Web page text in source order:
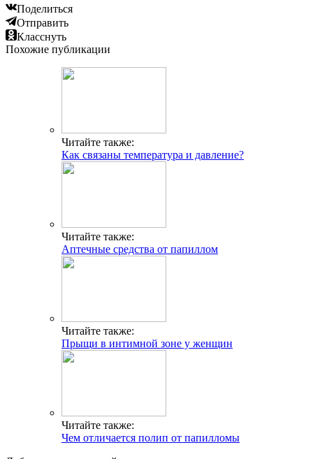
Поделиться
Отправить
Класснуть
Похожие публикации
Читайте также:
Как связаны температура и давление?
Читайте также:
Аптечные средства от папиллом
Читайте также:
Прыщи в интимной зоне у женщин
Читайте также:
Чем отличается полип от папилломы